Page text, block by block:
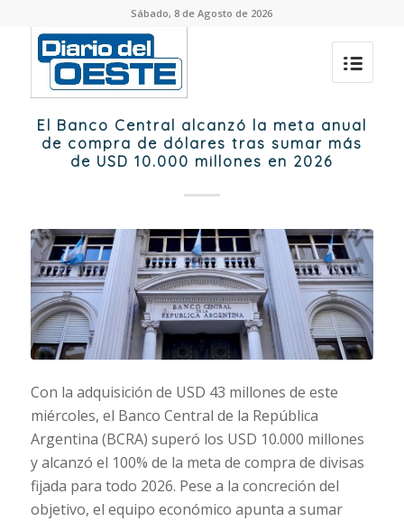
Sábado, 8 de Agosto de 2026
El Banco Central alcanzó la meta anual
de compra de dólares tras sumar más
de USD 10.000 millones en 2026
Con la adquisición de USD 43 millones de este
miércoles, el Banco Central de la República
Argentina (BCRA) superó los USD 10.000 millones
y alcanzó el 100% de la meta de compra de divisas
fijada para todo 2026. Pese a la concreción del
objetivo, el equipo económico apunta a sumar